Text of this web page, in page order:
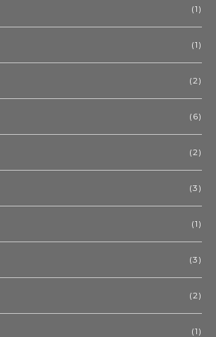
(1)
(1)
(2)
(6)
(2)
(3)
(1)
(3)
(2)
(1)